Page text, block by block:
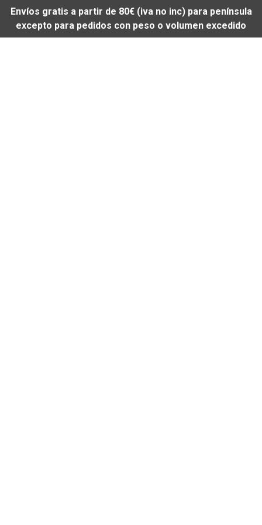
Envíos gratis a partir de 80€ (iva no inc) para península
excepto para pedidos con peso o volumen excedido